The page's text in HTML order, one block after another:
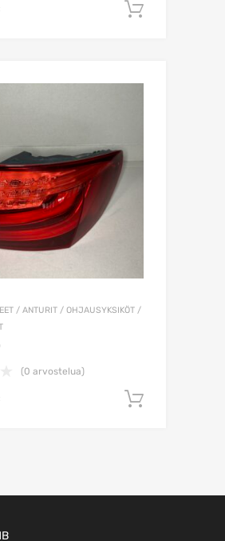
/ ANTURIT / OHJAUSYKSIKÖT /
(0 arvostelua)